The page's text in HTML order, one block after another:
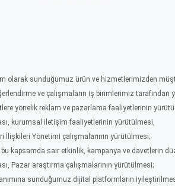
olarak sunduğumuz ürün ve hizmetlerimizden
ve çalışmaların iş birimlerimiz tarafından
yönelik reklam ve pazarlama faaliyetlerinin
kurumsal iletişim faaliyetlerinin yürütülmesi,
İlişkileri Yönetimi çalışmalarının yürütülmesi;
kapsamda sair etkinlik, kampanya ve davetlerin
Pazar araştırma çalışmalarının yürütülmesi;
sunduğumuz dijital platformların